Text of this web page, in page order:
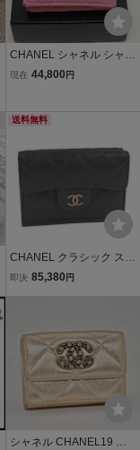
CHANEL シャネル シャネ
ル19 コンパクトウォレッ
現在 44,800 円
送料無料
CHANEL クラシック スモ
ール フラップウォレット
即決 85,380 円
シャネル CHANEL19 ス